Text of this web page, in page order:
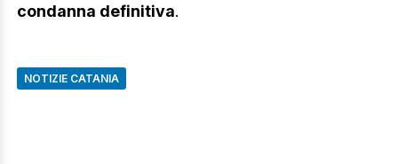
condanna definitiva.
NOTIZIE CATANIA